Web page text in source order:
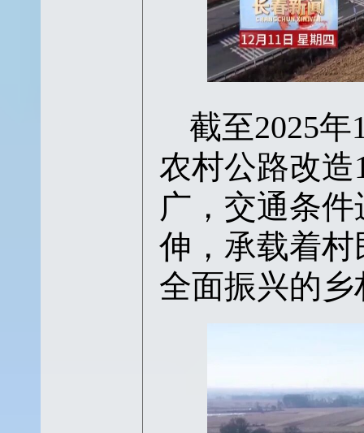
截至2025
农村公路改造
广，交通条
伸，承载着
全面振兴的